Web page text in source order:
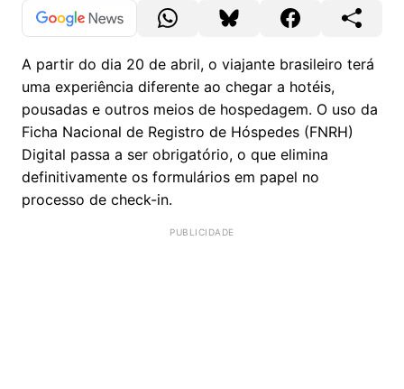
A partir do dia 20 de abril, o viajante brasileiro terá
uma experiência diferente ao chegar a hotéis,
pousadas e outros meios de hospedagem. O uso da
Ficha Nacional de Registro de Hóspedes (FNRH)
Digital passa a ser obrigatório, o que elimina
definitivamente os formulários em papel no
processo de check-in.